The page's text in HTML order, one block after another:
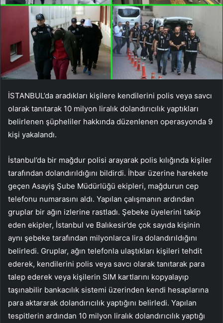
İSTANBUL’da aradıkları kişilere kendilerini polis veya savcı
olarak tanıtarak 10 milyon liralık dolandırıcılık yaptıkları
belirlenen şüpheliler hakkında düzenlenen operasyonda 9
kişi yakalandı.
İstanbul’da bir mağdur polisi arayarak polis kılığında kişiler
tarafından dolandırıldığını bildirdi. İhbar üzerine harekete
geçen Asayiş Şube Müdürlüğü ekipleri, mağdurun cep
telefonu numarasını aldı. Yapılan çalışmanın ardından
gruplar bir ağın izlerine rastladı. Şebeke üyelerini takip
eden ekipler, İstanbul ve Balıkesir’de çok sayıda kişinin
aynı şebeke tarafından milyonlarca lira dolandırıldığını
belirledi. Gruplar, ağın telefonla ulaştıkları kişileri tehdit
ederek, kendilerini polis veya savcı olarak tanıtarak para
talep ederek veya kişilerin SIM kartlarını kopyalayıp
taşınabilir bankacılık sistemi üzerinden kendi hesaplarına
para aktararak dolandırıcılık yaptığını belirledi. Yapılan
tespitlerin ardından 10 milyon liralık dolandırıcılık yaptığı